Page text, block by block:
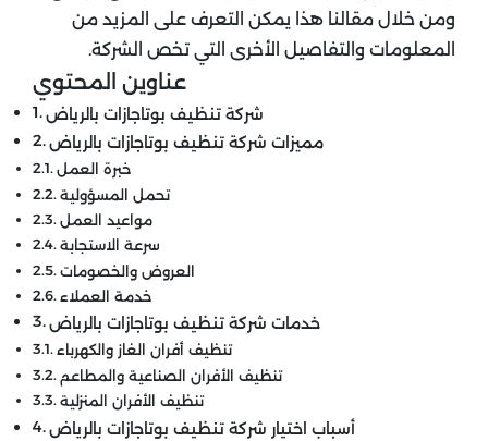
ومن خلال مقالنا هذا يمكن التعرف على المزيد من
المعلومات والتفاصيل الأخرى التي تخص الشركة.
عناوين المحتوي
شركة تنظيف بوتاجازات بالرياض
مميزات شركة تنظيف بوتاجازات بالرياض
خبرة العمل
تحمل المسؤولية
مواعيد العمل
خدمة العملاء
خدمات شركة تنظيف بوتاجازات بالرياض
تنظيف أفران الغاز والكهرباء
تنظيف الأفران الصناعية والمطاعم
تنظيف الأفران المنزلية
أسباب اختيار شركة تنظيف بوتاجازات بالرياض